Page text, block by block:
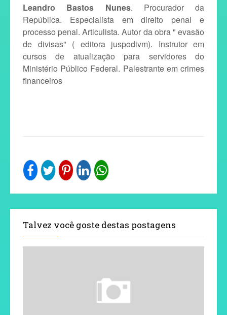
Leandro Bastos Nunes. Procurador da
República. Especialista em direito penal e
processo penal. Articulista. Autor da obra " evasão
de divisas" ( editora juspodivm). Instrutor em
cursos de atualização para servidores do
Ministério Público Federal. Palestrante em crimes
financeiros
Talvez você goste destas postagens